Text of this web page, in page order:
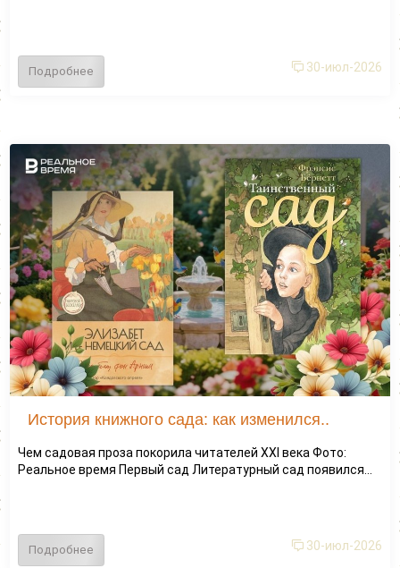
Подробнее 30-июл-2026
История книжного сада: как изменился..
Чем садовая проза покорила читателей XXI века Фото:
Реальное время Первый сад Литературный сад появился...
Подробнее 30-июл-2026